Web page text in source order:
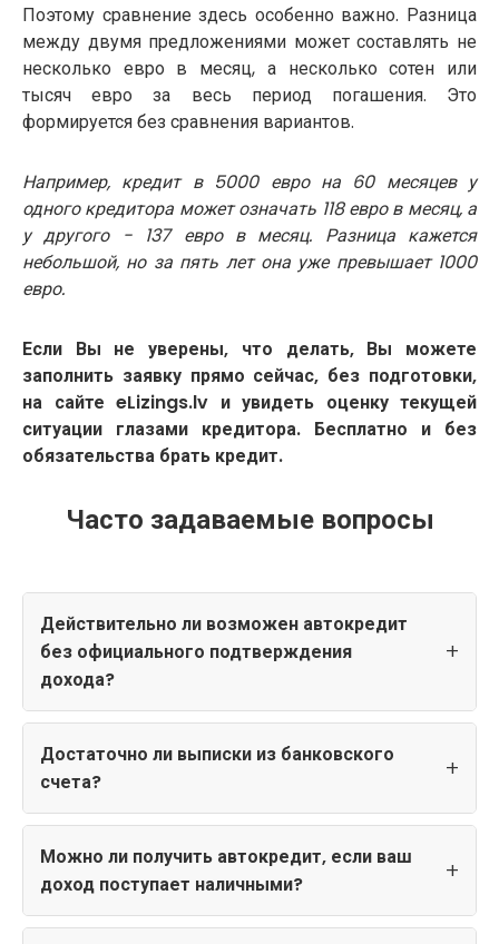
Поэтому сравнение здесь особенно важно. Разница
между двумя предложениями может составлять не
несколько евро в месяц, а несколько сотен или
тысяч евро за весь период погашения. Это
формируется без сравнения вариантов.
Например, кредит в 5000 евро на 60 месяцев у
одного кредитора может означать 118 евро в месяц, а
у другого - 137 евро в месяц. Разница кажется
небольшой, но за пять лет она уже превышает 1000
евро.
Если Вы не уверены, что делать, Вы можете
заполнить заявку прямо сейчас, без подготовки,
на сайте eLizings.lv и увидеть оценку текущей
ситуации глазами кредитора. Бесплатно и без
обязательства брать кредит.
Часто задаваемые вопросы
Действительно ли возможен автокредит
без официального подтверждения
дохода?
Достаточно ли выписки из банковского
счета?
Можно ли получить автокредит, если ваш
доход поступает наличными?